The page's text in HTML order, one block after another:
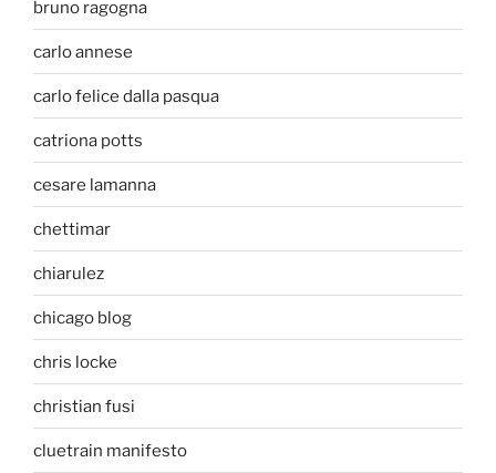
bruno ragogna
carlo annese
carlo felice dalla pasqua
catriona potts
cesare lamanna
chettimar
chiarulez
chicago blog
chris locke
christian fusi
cluetrain manifesto